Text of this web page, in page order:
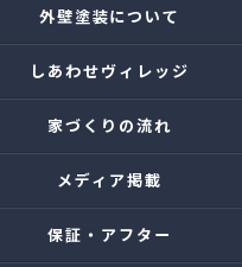
外壁塗装について
しあわせヴィレッジ
家づくりの流れ
メディア掲載
保証・アフター